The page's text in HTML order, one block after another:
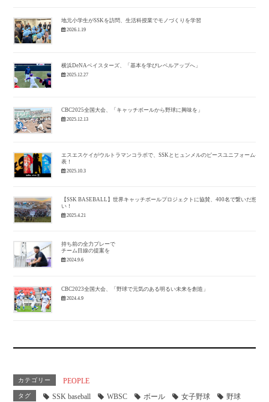
地元小学生がSSKを訪問、生活科授業でモノづくりを学習
2026.1.19
横浜DeNAベイスターズ、「基本を学びレベルアップへ」
2025.12.27
CBC2025全国大会、「キャッチボールから野球に興味を」
2025.12.13
エスエスケイがウルトラマンコラボで、SSKとヒュンメルのピースユニフォーム発
表！
2025.10.3
【SSK BASEBALL】世界キャッチボールプロジェクトに協賛、400名で繋いだ想
い！
2025.4.21
持ち前の全力プレーで
チーム目線の提案を
2024.9.6
CBC2023全国大会、「野球で元気のある明るい未来を創造」
2024.4.9
カテゴリー PEOPLE
タグ SSK baseball WBSC ボール 女子野球 野球